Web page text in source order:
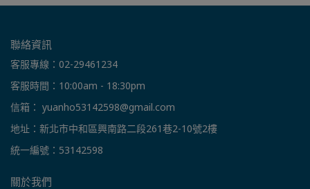
聯絡資訊
客服專線：02-29461234
客服時間：10:00am - 18:30pm
信箱： yuanho53142598@gmail.com
地址：新北市中和區興南路二段261巷2-10號2樓
統一編號：53142598
關於我們